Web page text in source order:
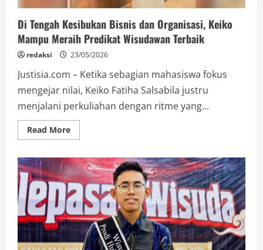
Di Tengah Kesibukan Bisnis dan Organisasi, Keiko
Mampu Meraih Predikat Wisudawan Terbaik
redaksi 23/05/2026
Justisia.com – Ketika sebagian mahasiswa fokus
mengejar nilai, Keiko Fatiha Salsabila justru
menjalani perkuliahan dengan ritme yang...
Read MoreRead
more
Tengah
Kesibukan
Bisnis
dan
Organisasi,
Keiko
Mampu
Meraih
Predikat
Wisudawan
Terbaik